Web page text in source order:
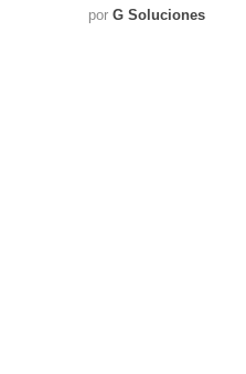
por G Soluciones